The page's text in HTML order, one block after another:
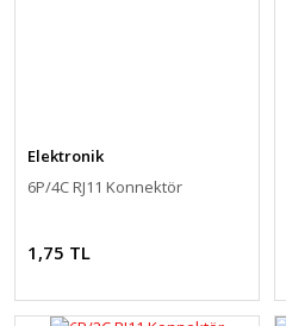
Elektronik
6P/4C RJ11 Konnektör
1,75 TL